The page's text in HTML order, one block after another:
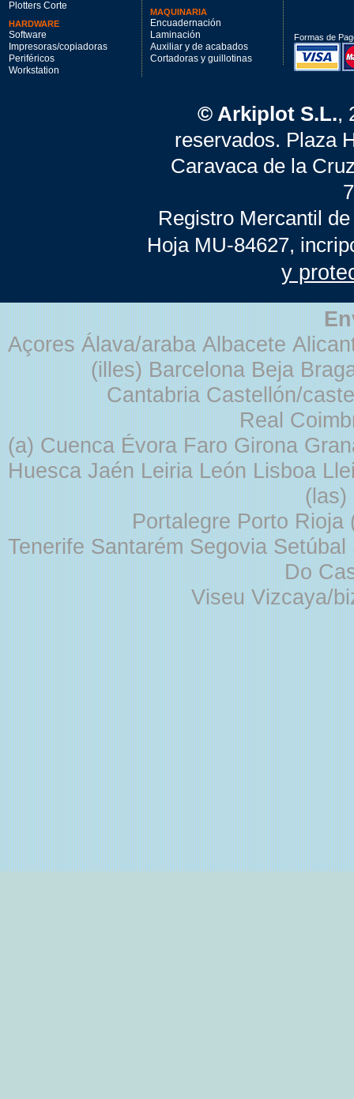
Plotters Corte
HARDWARE
Software
Impresoras/copiadoras
Periféricos
Workstation
MAQUINARIA
Encuadernación
Laminación
Auxiliar y de acabados
Cortadoras y guillotinas
Formas de
© Arkiplot S.L.,
reservados. Plaza
Caravaca de la
Registro Mercantil
Hoja MU-84627,
y
Açores Álava/araba Albacete
(illes) Barcelona Beja
Cantabria Castellón/
Real
(a) Cuenca Évora Faro Girona
Huesca Jaén Leiria León Lisboa
Portalegre Porto
Tenerife Santarém Segovia
Do
Viseu Vizcaya/